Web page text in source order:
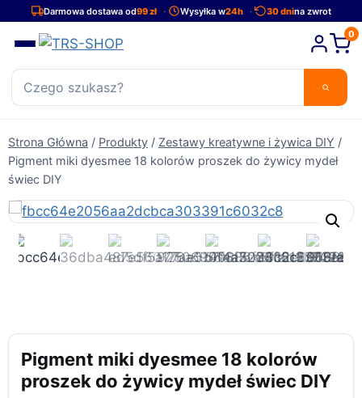
PrzejdźDarmowa dostawa od99 zł Wysyłka w24h 30 dnina zwrot
0
Strona Główna / Produkty / Zestawy kreatywne i żywica DIY /
Pigment miki dyesmee 18 kolorów proszek do żywicy mydeł
świec DIY
Pigment miki dyesmee 18 kolorów
proszek do żywicy mydeł świec DIY